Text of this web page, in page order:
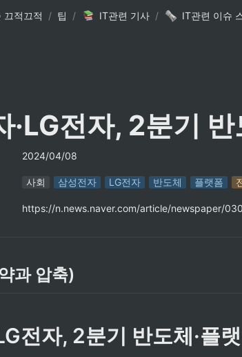
끄적끄적 / 팁 / IT관련 기사 / IT관련 이슈
·LG전자, 2분기
2024/04/08
사회 삼성전자 LG전자 반도체 플랫폼
https://n.news.naver.com/article/newspaper/
과 압축)
전자, 2분기 반도체·플